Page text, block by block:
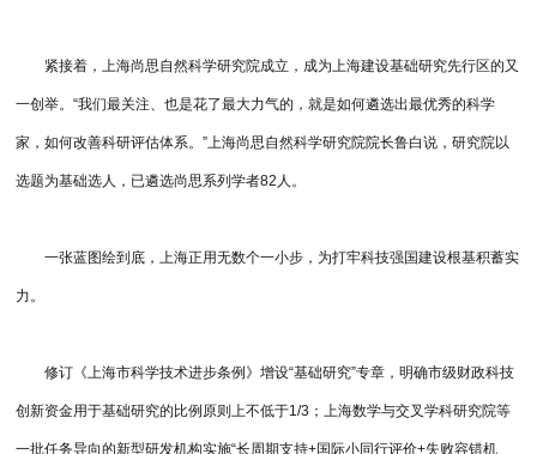
紧接着，上海尚思自然科学研究院成立，成为上海建设基础研究先行区的又
一创举。“我们最关注、也是花了最大力气的，就是如何遴选出最优秀的科学
家，如何改善科研评估体系。”上海尚思自然科学研究院院长鲁白说，研究院以
选题为基础选人，已遴选尚思系列学者82人。
一张蓝图绘到底，上海正用无数个一小步，为打牢科技强国建设根基积蓄实
力。
修订《上海市科学技术进步条例》增设“基础研究”专章，明确市级财政科技
创新资金用于基础研究的比例原则上不低于1/3；上海数学与交叉学科研究院等
一批任务导向的新型研发机构实施“长周期支持+国际小同行评价+失败容错机